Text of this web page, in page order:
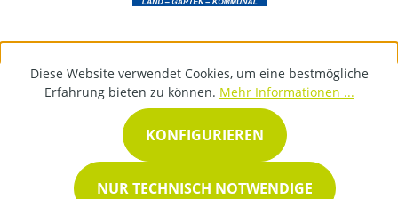
Diese Website verwendet Cookies, um eine bestmögliche
Erfahrung bieten zu können. Mehr Informationen ...
NUR TECHNISCH NOTWENDIGE
KONFIGURIEREN